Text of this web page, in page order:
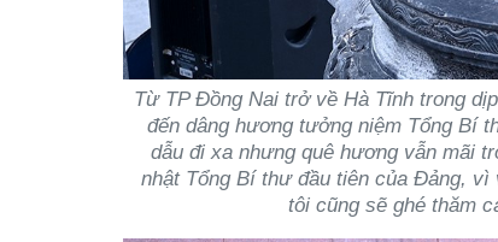
Từ TP Đồng Nai trở về Hà Tĩnh trong
đến dâng hương tưởng niệm Tổng Bí
dẫu đi xa nhưng quê hương vẫn mãi
nhật Tổng Bí thư đầu tiên của Đảng, vì
tôi cũng sẽ ghé thăm